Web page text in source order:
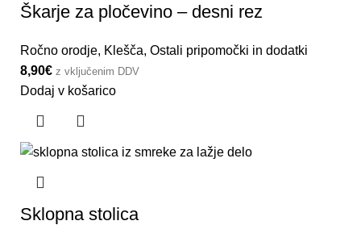
Škarje za pločevino – desni rez
Ročno orodje, Klešča, Ostali pripomočki in dodatki
8,90€ z vključenim DDV
Dodaj v košarico
Sklopna stolica